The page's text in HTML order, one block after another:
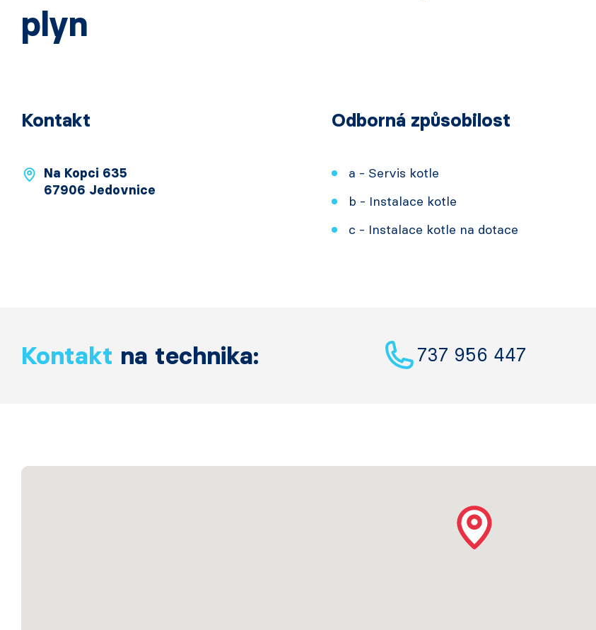
plyn
Kontakt
Na Kopci 635
67906 Jedovnice
Odborná způsobilost
a - Servis kotle
b - Instalace kotle
c - Instalace kotle na dotace
Kontakt na technika: 737 956 447